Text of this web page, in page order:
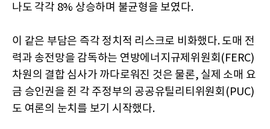
나도 각각 8% 상승하며 불균형을 보였다.
이 같은 부담은 즉각 정치적 리스크로 비화했다. 도매 전
력과 송전망을 감독하는 연방에너지규제위원회(FERC)
차원의 결합 심사가 까다로워진 것은 물론, 실제 소매 요
금 승인권을 쥔 각 주정부의 공공유틸리티위원회(PUC)
도 여론의 눈치를 보기 시작했다.